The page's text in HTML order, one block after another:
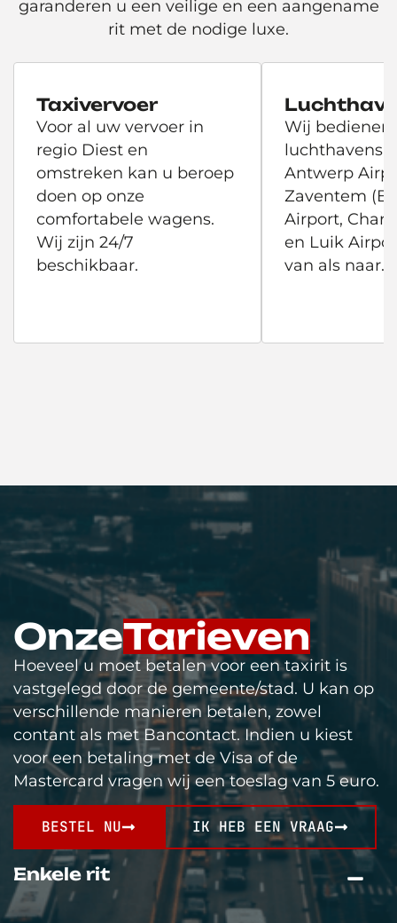
garanderen u een veilige en een aangename
rit met de nodige luxe.
Taxivervoer
Voor al uw vervoer in
regio Diest en
omstreken kan u beroep
doen op onze
comfortabele wagens.
Wij zijn 24/7
beschikbaar.
Wij bedienen
luchthavens
Antwerp
Zaventem
Airport,
en Luik
van als naar.
OnzeTarieven
Hoeveel u moet betalen voor een taxirit is
vastgelegd door de gemeente/stad. U kan op
verschillende manieren betalen, zowel
contant als met Bancontact. Indien u kiest
voor een betaling met de Visa of de
Mastercard vragen wij een toeslag van 5 euro.
BESTEL NU IK HEB EEN VRAAG
Enkele rit